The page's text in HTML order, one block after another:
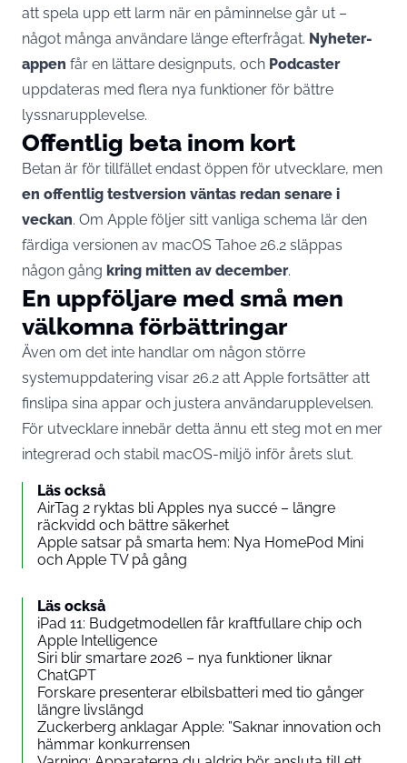
att spela upp ett larm när en påminnelse går ut –
något många användare länge efterfrågat. Nyheter-
appen får en lättare designputs, och Podcaster
uppdateras med flera nya funktioner för bättre
lyssnarupplevelse.
Offentlig beta inom kort
Betan är för tillfället endast öppen för utvecklare, men
en offentlig testversion väntas redan senare i
veckan. Om Apple följer sitt vanliga schema lär den
färdiga versionen av macOS Tahoe 26.2 släppas
någon gång kring mitten av december.
En uppföljare med små men
välkomna förbättringar
Även om det inte handlar om någon större
systemuppdatering visar 26.2 att Apple fortsätter att
finslipa sina appar och justera användarupplevelsen.
För utvecklare innebär detta ännu ett steg mot en mer
integrerad och stabil macOS-miljö inför årets slut.
Läs också
AirTag 2 ryktas bli Apples nya succé – längre
räckvidd och bättre säkerhet
Apple satsar på smarta hem: Nya HomePod Mini
och Apple TV på gång
Läs också
iPad 11: Budgetmodellen får kraftfullare chip och
Apple Intelligence
Siri blir smartare 2026 – nya funktioner liknar
ChatGPT
Forskare presenterar elbilsbatteri med tio gånger
längre livslängd
Zuckerberg anklagar Apple: ”Saknar innovation och
hämmar konkurrensen